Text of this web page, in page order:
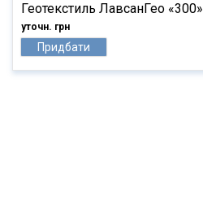
Геотекстиль ЛавсанГео «300»
уточн. грн
Придбати